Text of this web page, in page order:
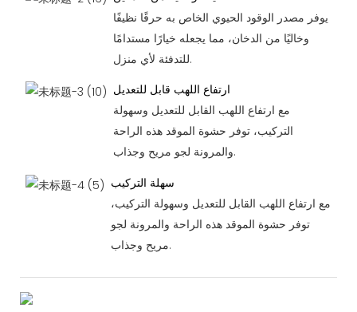
يوفر مصدر الوقود الحيوي الخاص به حرقًا نظيفًا
وخاليًا من الدخان، مما يجعله خيارًا مستدامًا
للتدفئة لأي منزل.
ارتفاع اللهب قابل للتعديل
مع ارتفاع اللهب القابل للتعديل وسهولة
التركيب، توفر حشوة الموقد هذه الراحة
والمرونة لجو مريح وجذاب.
سهلة التركيب
مع ارتفاع اللهب القابل للتعديل وسهولة التركيب،
توفر حشوة الموقد هذه الراحة والمرونة لجو
مريح وجذاب.